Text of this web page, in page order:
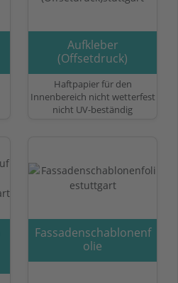
Aufkleber
(Offsetdruck)
Haftpapier für den
Innenbereich nicht wetterfest
nicht UV-beständig
Fassadenschablonenf
olie